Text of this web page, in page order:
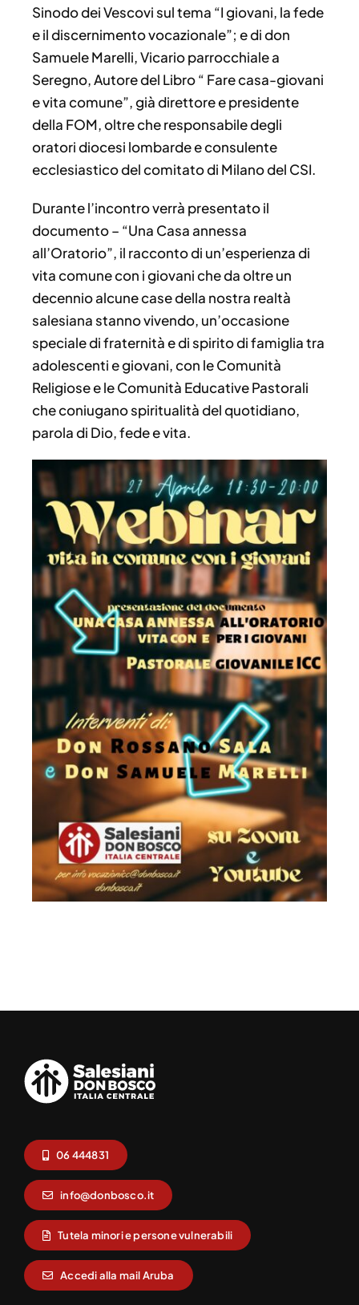
Sinodo dei Vescovi sul tema “I giovani, la fede
e il discernimento vocazionale”; e di don
Samuele Marelli, Vicario parrocchiale a
Seregno, Autore del Libro “ Fare casa-giovani
e vita comune”, già direttore e presidente
della FOM, oltre che responsabile degli
oratori diocesi lombarde e consulente
ecclesiastico del comitato di Milano del CSI.
Durante l’incontro verrà presentato il
documento – “Una Casa annessa
all’Oratorio”, il racconto di un’esperienza di
vita comune con i giovani che da oltre un
decennio alcune case della nostra realtà
salesiana stanno vivendo, un’occasione
speciale di fraternità e di spirito di famiglia tra
adolescenti e giovani, con le Comunità
Religiose e le Comunità Educative Pastorali
che coniugano spiritualità del quotidiano,
parola di Dio, fede e vita.
06 444831
info@donbosco.it
Tutela minori e persone vulnerabili
Accedi alla mail Aruba